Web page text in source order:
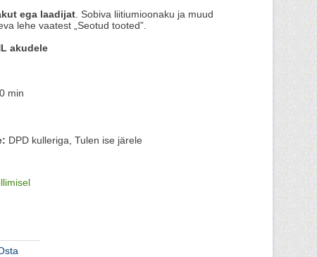
ega laadijat. Sobiva liitiumioonaku ja muud
lehe vaatest „Seotud tooted”.
akudele
min
DPD kulleriga, Tulen ise järele